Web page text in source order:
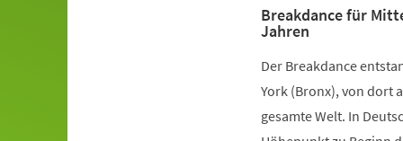
Breakdance für
Jahren
Der Breakdance
York (Bronx), von dort
gesamte Welt. In